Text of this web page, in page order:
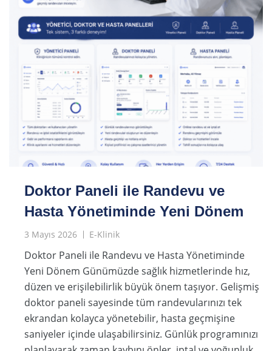
Doktor Paneli ile Randevu ve
Hasta Yönetiminde Yeni Dönem
3 Mayıs 2026 E-Klinik
Doktor Paneli ile Randevu ve Hasta Yönetiminde
Yeni Dönem Günümüzde sağlık hizmetlerinde hız,
düzen ve erişilebilirlik büyük önem taşıyor. Gelişmiş
doktor paneli sayesinde tüm randevularınızı tek
ekrandan kolayca yönetebilir, hasta geçmişine
saniyeler içinde ulaşabilirsiniz. Günlük programınızı